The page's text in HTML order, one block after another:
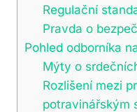
Regulační
Pravda o
Pohled odborníka
Mýty o
Rozlišení mezi
potravinářským